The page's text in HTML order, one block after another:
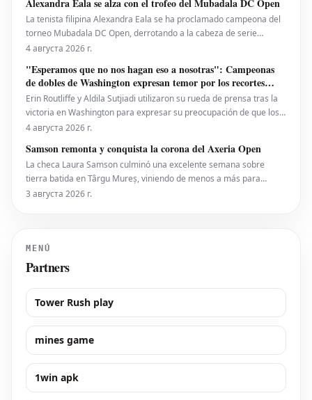
y **Martin Speckner**. **Tom Bauer** eje
Alexandra Eala se alza con el trofeo del Mubadala DC Open
La tenista filipina Alexandra Eala se ha proclamado campeona del
torneo Mubadala DC Open, derrotando a la cabeza de serie
número uno, la estadounidense Jessica Pegula, con un marcador
puesto 28 del ranking mundial, demostró su
4 августа 2026 г.
"Esperamos que no nos hagan eso a nosotras": Campeonas
de dobles de Washington expresan temor por los recortes
propuestos por la ATP que se extienden a la WTA
Erin Routliffe y Aldila Sutjiadi utilizaron su rueda de prensa tras la
victoria en Washington para expresar su preocupación de que los
recortes propuestos por la ATP en dobles puedan llegar
iniciativa separada de la ATP para colocar
4 августа 2026 г.
Samson remonta y conquista la corona del Axeria Open
La checa Laura Samson culminó una excelente semana sobre
tierra batida en Târgu Mureș, viniendo de menos a más para
derrotar a la máxima favorita, la española Kaitlin Quevedo, por 2-6,
3 августа 2026 г.
MENÚ
Partners
Tower Rush play
mines game
1win apk